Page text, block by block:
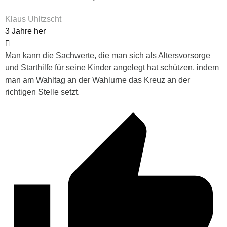
Klaus Uhltzscht
3 Jahre her
Man kann die Sachwerte, die man sich als Altersvorsorge
und Starthilfe für seine Kinder angelegt hat schützen, indem
man am Wahltag an der Wahlurne das Kreuz an der
richtigen Stelle setzt.